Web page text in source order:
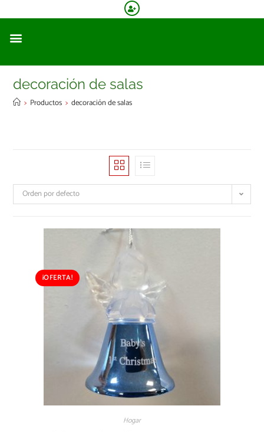
decoración de salas
> Productos > decoración de salas
Orden por defecto
¡OFERTA!
Hogar